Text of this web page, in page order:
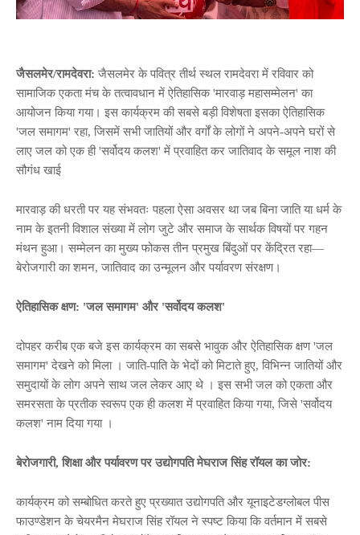
जैसलमेर/रामदेवरा: जैसलमेर के पवित्र तीर्थ स्थल रामदेवरा में रविवार को
सामाजिक एकता मंच के तत्वावधान में ऐतिहासिक 'मारवाड़ महासम्मेलन' का
आयोजन किया गया। इस कार्यक्रम की सबसे बड़ी विशेषता इसका ऐतिहासिक
'जल समागम' रहा, जिसमें सभी जातियों और वर्गों के लोगों ने अपने-अपने घरों से
लाए जल को एक ही 'सर्वोदय कलश' में प्रवाहित कर जातिवाद के समूल नाश की
सौगंध खाई
मारवाड़ की धरती पर यह संभवतः पहला ऐसा अवसर था जब बिना जाति या धर्म के
नाम के इतनी विशाल संख्या में लोग जुटे और समाज के सार्थक विषयों पर गहन
मंथन हुआ। सम्मेलन का मुख्य फोकस तीन प्रमुख बिंदुओं पर केंद्रित रहा—
बेरोजगारी का शमन, जातिवाद का उन्मूलन और पर्यावरण संरक्षण।
ऐतिहासिक क्षण: 'जल समागम' और 'सर्वोदय कलश'
दोपहर करीब एक बजे इस कार्यक्रम का सबसे भावुक और ऐतिहासिक क्षण 'जल
समागम' देखने को मिला । जाति-पाति के भेदों को मिटाते हुए, विभिन्न जातियों और
समुदायों के लोग अपने साथ जल लेकर आए थे । इस सभी जल को एकता और
समरसता के प्रतीक स्वरूप एक ही कलश में प्रवाहित किया गया, जिसे 'सर्वोदय
कलश' नाम दिया गया ।
बेरोजगारी, शिक्षा और पर्यावरण पर उद्योगपति मेघराज सिंह रॉयल का जोर:
कार्यक्रम को सम्बोधित करते हुए प्रख्यात उद्योगपति और यूनाइटेडग्लोबल पीस
फाउण्डेशन के चेयरमैन मेघराज सिंह रॉयल ने स्पष्ट किया कि वर्तमान में सबसे